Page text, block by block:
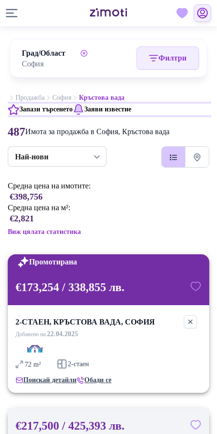
Град/Област
Филтри
Продажба София
Кръстова вада
Запази търсенето
Заяви известие
487Имота за продажба в София, Кръстова вада
Най-нови
Средна цена на имотите:
€398,756
Средна цена на м²:
€2,821
Виж цялата статистика
Промотирана
€173,254 / 338,855 лв.
2-СТАЕН, КРЪСТОВА ВАДА, СОФИЯ
Добавено на:22.04.2025
72 m² 2-стаен
Поискай детайли Обади се
€217,500 / 425,393 лв.